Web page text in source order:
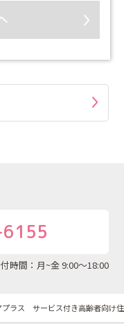
時間：月~金 9:00～18:00
プラス サービス付き高齢者向け